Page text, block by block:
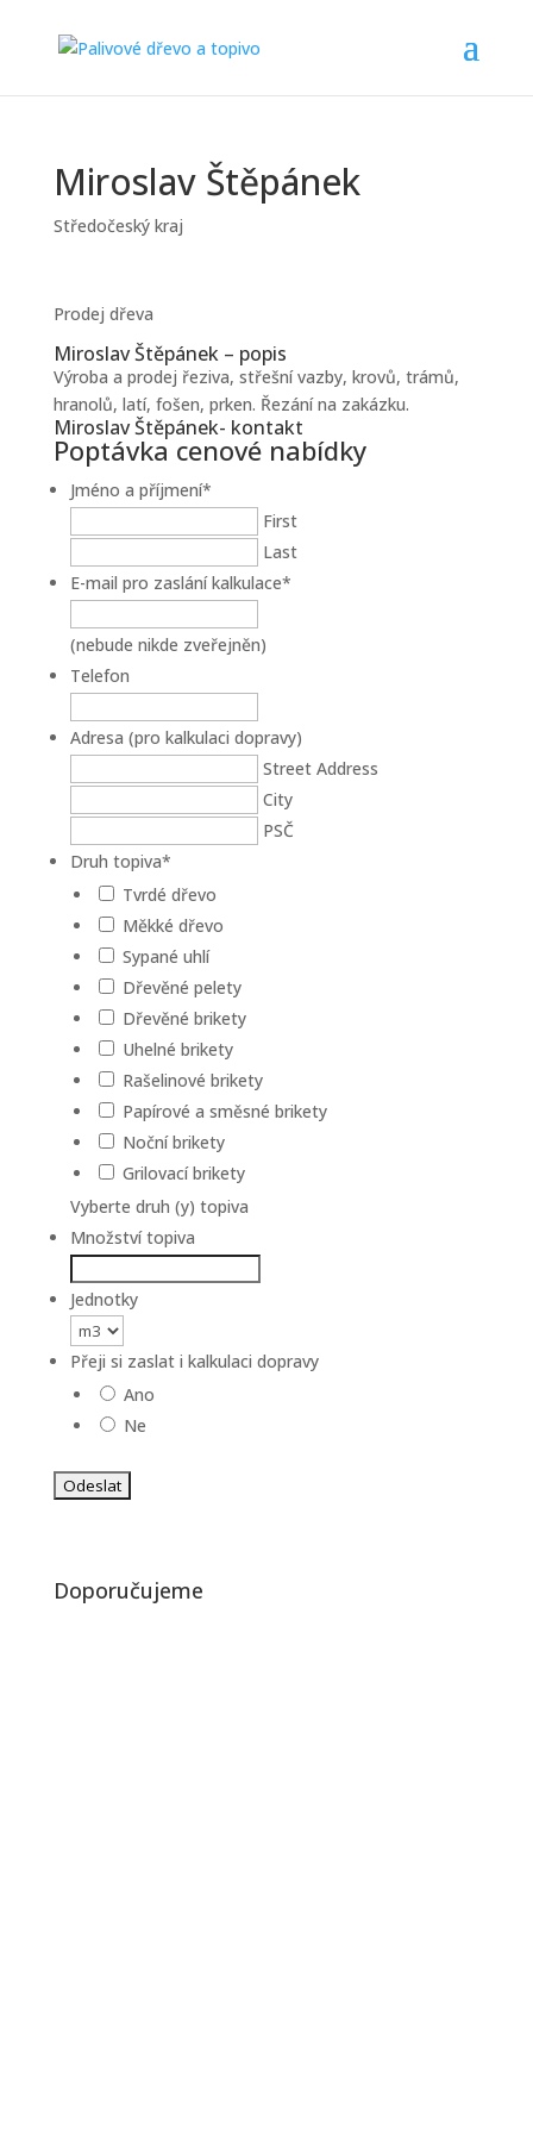
Miroslav Štěpánek
Středočeský kraj
Prodej dřeva
Miroslav Štěpánek – popis
Výroba a prodej řeziva, střešní vazby, krovů, trámů,
hranolů, latí, fošen, prken. Řezání na zakázku.
Miroslav Štěpánek- kontakt
Poptávka cenové nabídky
Jméno a příjmení*
First
Last
E-mail pro zaslání kalkulace*
(nebude nikde zveřejněn)
Telefon
Adresa (pro kalkulaci dopravy)
Street Address
City
PSČ
Druh topiva*
Tvrdé dřevo
Měkké dřevo
Sypané uhlí
Dřevěné pelety
Dřevěné brikety
Uhelné brikety
Rašelinové brikety
Papírové a směsné brikety
Noční brikety
Grilovací brikety
Vyberte druh (y) topiva
Množství topiva
Jednotky
Přeji si zaslat i kalkulaci dopravy
Ano
Ne
Doporučujeme